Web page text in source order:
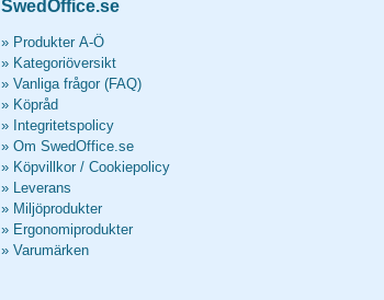
SwedOffice.se
» Produkter A-Ö
» Kategoriöversikt
» Vanliga frågor (FAQ)
» Köpråd
» Integritetspolicy
» Om SwedOffice.se
» Köpvillkor / Cookiepolicy
» Leverans
» Miljöprodukter
» Ergonomiprodukter
» Varumärken